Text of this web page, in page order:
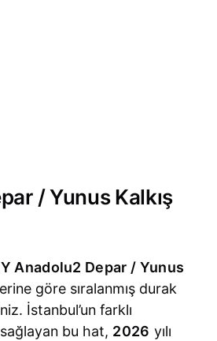
/ Yunus Kalkış
Anadolu2 Depar / Yunus
göre sıralanmış durak
İstanbul’un farklı
bu hat, 2026 yılı